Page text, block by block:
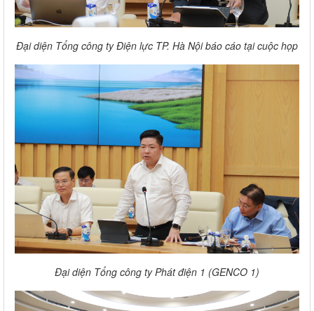
Đại diện Tổng công ty Điện lực TP. Hà Nội báo cáo tại cuộc họp
Đại diện Tổng công ty Phát điện 1 (GENCO 1)